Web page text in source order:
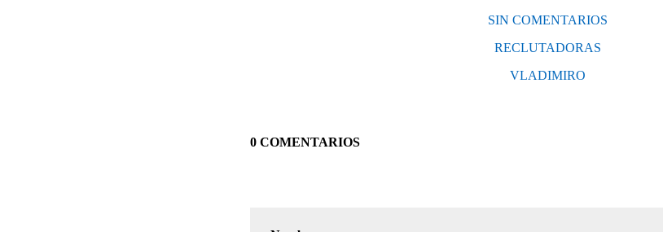
SIN COMENTARIOS
RECLUTADORAS
VLADIMIRO
0 COMENTARIOS